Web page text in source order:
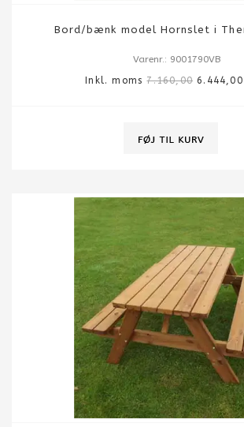
Bord/bænk model Hornslet i
Varenr.: 9001790VB
Inkl. moms7.160,00 6.444,00